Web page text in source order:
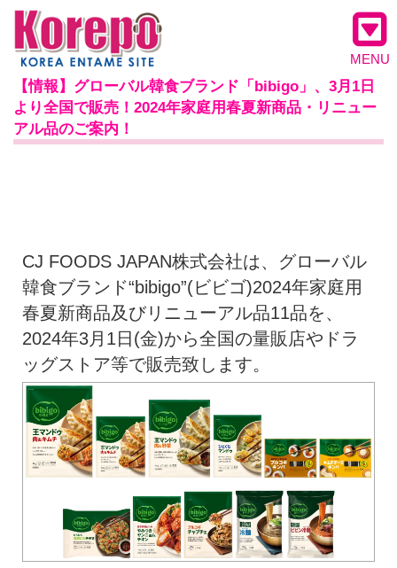
MENU
【情報】グローバル韓食ブランド「bibigo」、3月1日
より全国で販売！2024年家庭用春夏新商品・リニュー
アル品のご案内！
CJ FOODS JAPAN株式会社は、グローバル
韓食ブランド“bibigo”(ビビゴ)2024年家庭用
春夏新商品及びリニューアル品11品を、
2024年3月1日(金)から全国の量販店やドラ
ッグストア等で販売致します。